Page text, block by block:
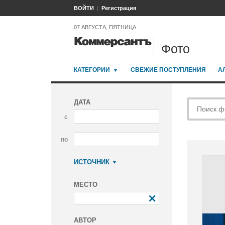
ВОЙТИ Регистрация
07 АВГУСТА, ПЯТНИЦА
Фото
КАТЕГОРИИ СВЕЖИЕ ПОСТУПЛЕНИЯ
ДАТА
с
по
ИСТОЧНИК
МЕСТО
АВТОР